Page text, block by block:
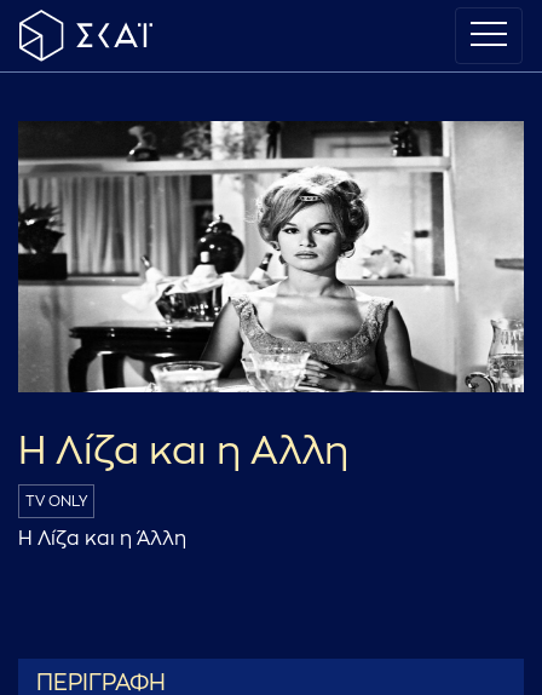
Η Λίζα και η Αλλη
TV ONLY
Η Λίζα και η Άλλη
ΠΕΡΙΓΡΑΦΗ